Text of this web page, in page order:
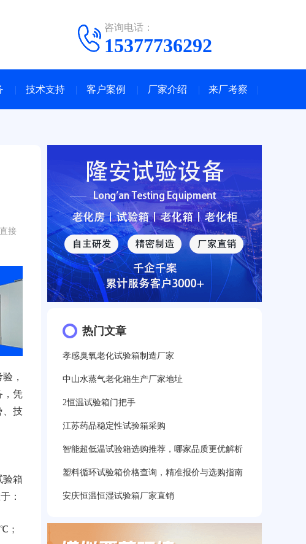
咨询电话：
15377736292
技术支持 客户案例 厂家介绍 来厂考察
接
，
，凭
、技
验箱
：
；
热门文章
孝感臭氧老化试验箱制造厂家
中山水蒸气老化箱生产厂家地址
2恒温试验箱门把手
江苏药品稳定性试验箱采购
智能超低温试验箱选购推荐，哪家品质更优解析
塑料循环试验箱价格查询，精准报价与选购指南
安庆恒温恒湿试验箱厂家直销